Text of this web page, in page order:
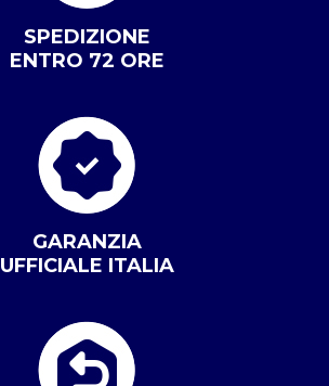
SPEDIZIONE
ENTRO 72 ORE
GARANZIA
UFFICIALE ITALIA